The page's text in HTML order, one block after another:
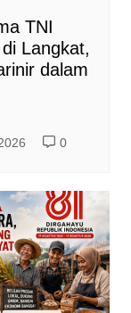
TNI
Langkat,
dalam
0